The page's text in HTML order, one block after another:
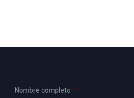
Nombre completo *